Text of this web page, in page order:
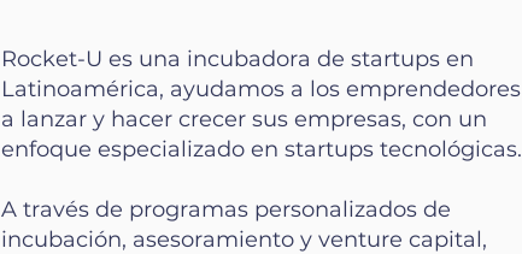
Rocket-U es una incubadora de startups en
Latinoamérica, ayudamos a los emprendedores
a lanzar y hacer crecer sus empresas, con un
enfoque especializado en startups tecnológicas.
A través de programas personalizados de
incubación, asesoramiento y venture capital,